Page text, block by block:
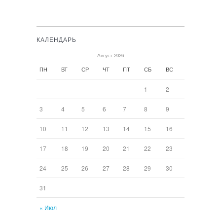
КАЛЕНДАРЬ
Август 2026
ПН ВТ СР ЧТ ПТ СБ ВС
« Июл
1 2
3 4 5 6 7 8 9
10 11 12 13 14 15 16
17 18 19 20 21 22 23
24 25 26 27 28 29 30
31